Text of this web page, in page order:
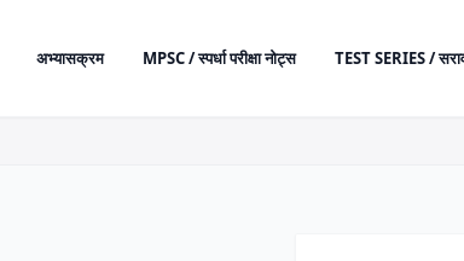
अभ्यासक्रम MPSC / स्पर्धा परीक्षा नोट्स TEST SERIES / सराव